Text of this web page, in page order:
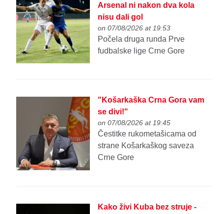
Arsenal ni nakon dva kola
nisu dali gol
on 07/08/2026 at 19:53
Počela druga runda Prve
fudbalske lige Crne Gore
"Košarkaška Crna Gora vam
se divi!"
on 07/08/2026 at 19:45
Čestitke rukometašicama od
strane Košarkaškog saveza
Crne Gore
Kako živi Kuba bez struje -